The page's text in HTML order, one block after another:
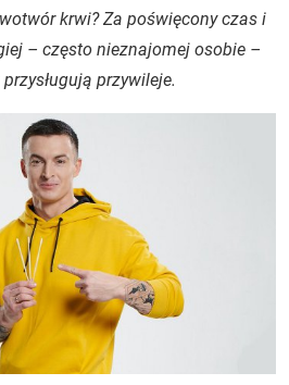
krwi? Za poświęcony czas i
– często nieznajomej osobie –
przywileje.